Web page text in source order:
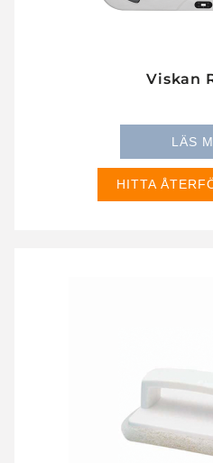
Viskan
LÄS
HITTA